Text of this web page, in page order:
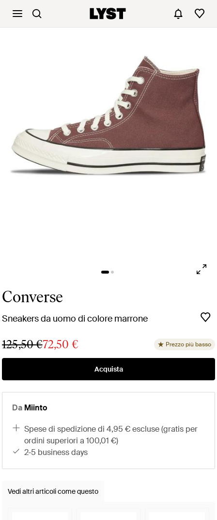
Converse
Sneakers da uomo di colore marrone
125,50 €72,50 € Prezzo più basso
Acquista
Da Miinto
spese di spedizione di 4,95 € escluse (gratis per
ordini superiori a 100,01 €)
2-5 business days
Vedi altri articoli come questo